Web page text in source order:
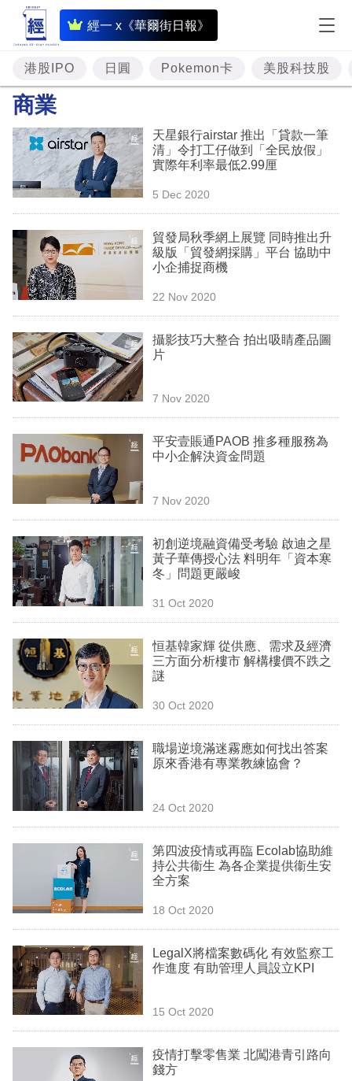
經一 x《華爾街日報》
即
時
財
經
題
投
資
樓
市
理
商
業
科
技
職
場
生
時
事
欄
訂
閱
區
港股IPO 日圓 Pokemon卡 美股科技股
商業
天星銀行airstar 推出「貸款一筆
清」令打工仔做到「全民放假」
實際年利率最低2.99厘
5 Dec 2020
貿發局秋季網上展覽 同時推出升
級版「貿發網採購」平台 協助中
小企捕捉商機
22 Nov 2020
攝影技巧大整合 拍出吸睛產品圖
片
7 Nov 2020
平安壹賬通PAOB 推多種服務為
中小企解決資金問題
7 Nov 2020
初創逆境融資備受考驗 啟迪之星
黃子華傳授心法 料明年「資本寒
冬」問題更嚴峻
31 Oct 2020
恒基韓家輝 從供應、需求及經濟
三方面分析樓市 解構樓價不跌之
謎
30 Oct 2020
職場逆境滿迷霧應如何找出答案
原來香港有專業教練協會？
24 Oct 2020
第四波疫情或再臨 Ecolab協助維
持公共衞生 為各企業提供衞生安
全方案
18 Oct 2020
LegalX將檔案數碼化 有效監察工
作進度 有助管理人員設立KPI
15 Oct 2020
疫情打擊零售業 北闖港青引路向
錢方